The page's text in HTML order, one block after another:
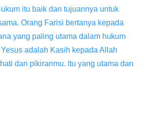
itu baik dan tujuannya untuk
Orang Farisi bertanya kepada
yang paling utama dalam hukum
adalah Kasih kepada Allah
dan pikiranmu. Itu yang utama dan